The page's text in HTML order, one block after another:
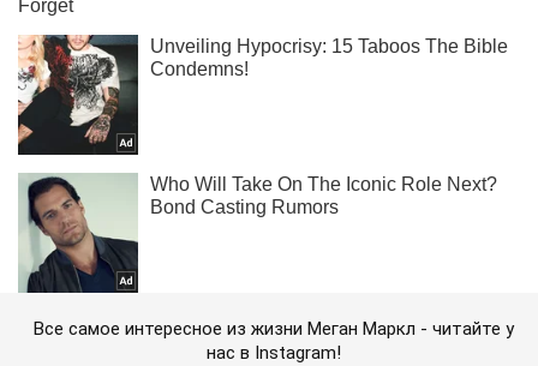
Все самое интересное из жизни Меган Маркл - читайте у
нас в Instagram!